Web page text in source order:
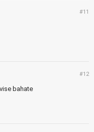
#11
#12
bahate